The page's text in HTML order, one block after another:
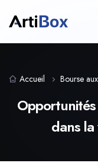
Accueil Bourse
dans